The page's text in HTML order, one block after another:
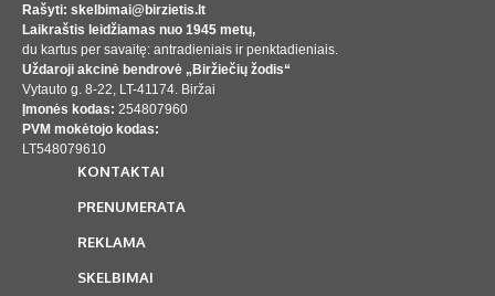
Rašyti: skelbimai@birzietis.lt
Laikraštis leidžiamas nuo 1945 metų,
du kartus per savaitę: antradieniais ir penktadieniais.
Uždaroji akcinė bendrovė „Biržiečių žodis“
Vytauto g. 8-22, LT-41174. Biržai
Įmonės kodas: 254807960
PVM mokėtojo kodas:
LT548079610
KONTAKTAI
PRENUMERATA
REKLAMA
SKELBIMAI